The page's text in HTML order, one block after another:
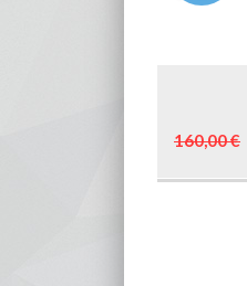
160,00€